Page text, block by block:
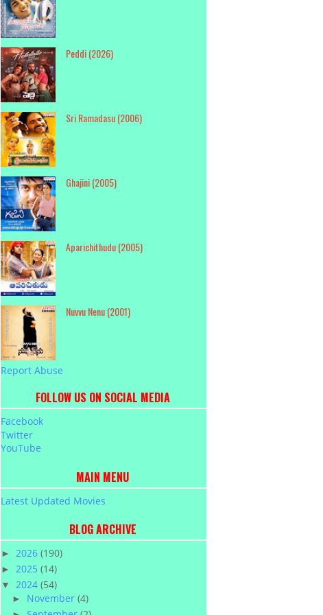
Peddi (2026)
Sri Ramadasu (2006)
Ghajini (2005)
Aparichithudu (2005)
Nuvvu Nenu (2001)
Report Abuse
FOLLOW US ON SOCIAL MEDIA
Facebook
Twitter
YouTube
MAIN MENU
Latest Updated Movies
BLOG ARCHIVE
► 2026 (190)
► 2025 (14)
▼ 2024 (54)
► November(4)